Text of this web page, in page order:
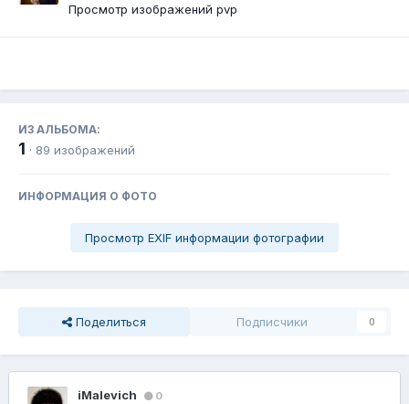
Просмотр изображений pvp
ИЗ АЛЬБОМА:
1 · 89 изображений
ИНФОРМАЦИЯ О ФОТО
Просмотр EXIF информации фотографии
Поделиться Подписчики 0
iMalevich 0